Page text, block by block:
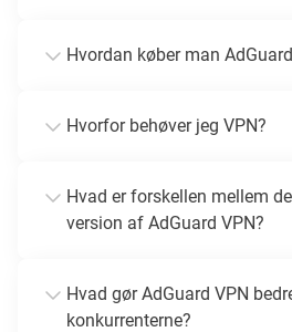
Hvordan køber man
Hvorfor behøver jeg VPN?
Hvad er forskellen mellem
version af AdGuard VPN?
Hvad gør AdGuard VPN
konkurrenterne?